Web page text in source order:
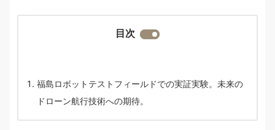
目次
福島ロボットテストフィールドでの実証実験。未来の
ドローン航行技術への期待。